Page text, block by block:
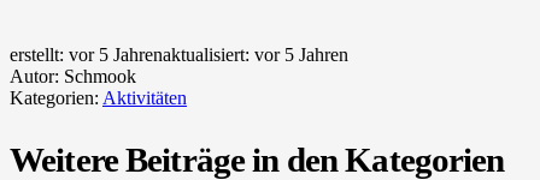
erstellt: vor 5 Jahrenaktualisiert: vor 5 Jahren
Autor: Schmook
Kategorien: Aktivitäten
Weitere Beiträge in den Kategorien